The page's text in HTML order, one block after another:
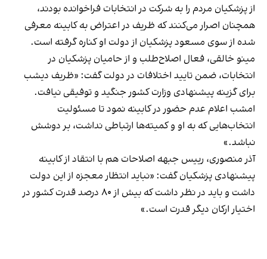
از پزشکیان مردم را به شرکت در انتخابات فراخوانده بودند،
همچنان اصرار می‌کنند که ظریف در اعتراض به کابینه معرفی
شده از سوی مسعود پزشکیان از دولت او کناره گرفته است.
مینو خالقی، فعال اصلاح‌طلب و از حامیان پزشکیان در
انتخابات، ضمن تایید اختلافات در دولت گفت: «ظریف دیشب
برای گزینه پیشنهادی وزارت کشور جنگید و توفیقی نیافت.
امشب اعلام عدم حضور در کابینه نمود تا مسئولیت
انتخاب‌هایی که به او و کمیته‌ها ارتباطی نداشت، بر دوشش
نباشد.»
آذر منصوری، رییس جبهه اصلاحات هم با انتقاد از کابینه
پیشنهادی پزشکیان گفت: «نباید انتظار معجزه از این دولت
داشت و باید در نظر داشت که بیش از ۸۰ درصد قدرت کشور در
اختیار ارکان دیگر قدرت است.»